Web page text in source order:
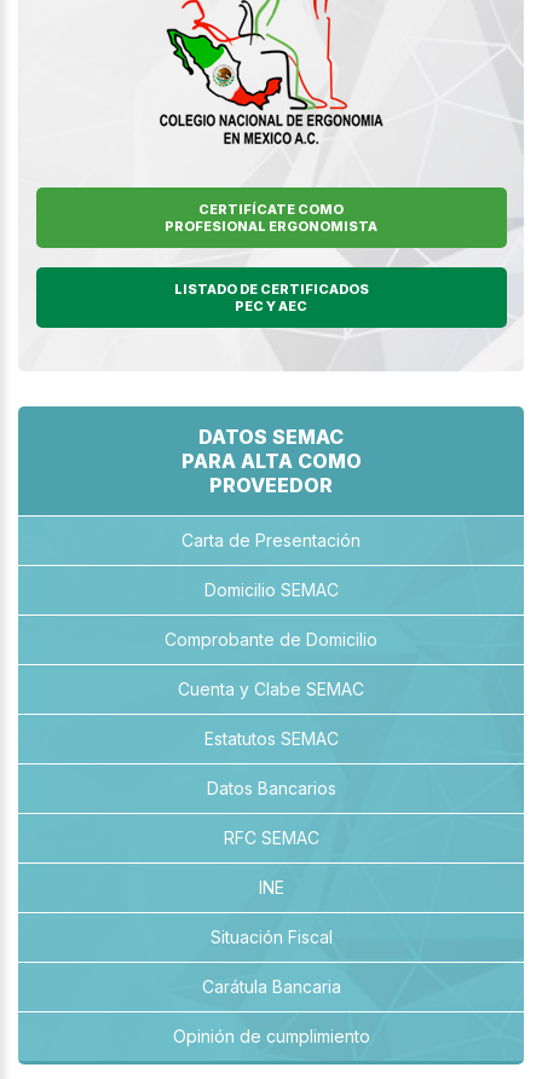
CERTIFÍCATE COMO
PROFESIONAL ERGONOMISTA
LISTADO DE CERTIFICADOS
PEC Y AEC
DATOS SEMAC
PARA ALTA COMO
PROVEEDOR
Carta de Presentación
Domicilio SEMAC
Comprobante de Domicilio
Cuenta y Clabe SEMAC
Estatutos SEMAC
Datos Bancarios
RFC SEMAC
INE
Situación Fiscal
Carátula Bancaria
Opinión de cumplimiento